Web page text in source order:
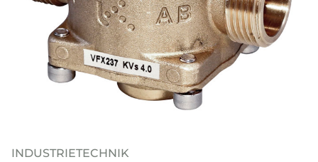
INDUSTRIETECHNIK